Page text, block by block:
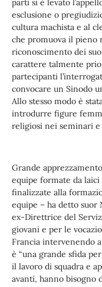
parti si è levato
esclusione o
cultura machista e al
che promuova il pieno
riconoscimento dei
carattere talmente
partecipanti
convocare un Sinodo
Allo stesso modo è
introdurre figure
religiosi nei seminari
Grande
equipe formate da
finalizzate alla
equipe – ha detto suor
ex-Direttrice del
giovani e per le
Francia intervenendo
è “una grande sfida
il lavoro di squadra e
avanti, hanno bisogno